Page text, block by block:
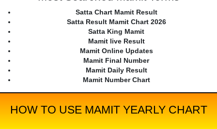
Satta Chart Mamit Result
Satta Result Mamit Chart 2026
Satta King Mamit
Mamit live Result
Mamit Online Updates
Mamit Final Number
Mamit Daily Result
Mamit Number Chart
HOW TO USE MAMIT YEARLY CHART